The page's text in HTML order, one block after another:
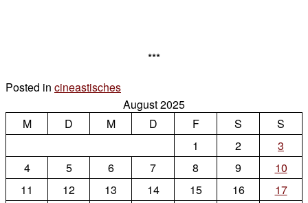
***
Posted in cineastisches
zu
kino
August 2025
M
D M D F S
S
1
2
3
4
5 6 7 8 9
10
11
12 13 14 15 16
17